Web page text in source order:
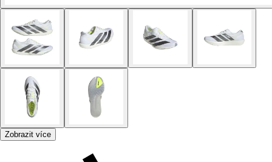
Zobrazit více